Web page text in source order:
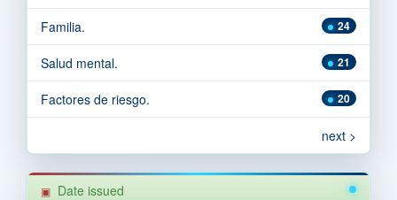
24
Familia.
21
Salud mental.
20
Factores de riesgo.
next >
Date issued